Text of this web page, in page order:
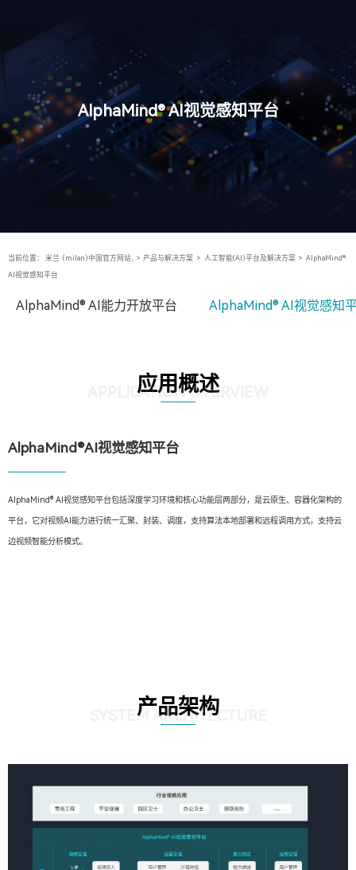
AlphaMind® AI视觉感知平台
当前位置： 米兰·(milan)中国官方网站, > 产品与解决方案 > 人工智能(AI)平台及解决方案 > AlphaMind®
AI视觉感知平台
AlphaMind® AI能力开放平台 AlphaMind® AI视觉感知
应用概述
APPLICATION OVERVIEW
AlphaMind®AI视觉感知平台
AlphaMind® AI视觉感知平台包括深度学习环境和核心功能层两部分，是云原生、容器化架构的
平台，它对视频AI能力进行统一汇聚、封装、调度，支持算法本地部署和远程调用方式，支持云
边视频智能分析模式。
产品架构
SYSTEM ARCHITECTURE